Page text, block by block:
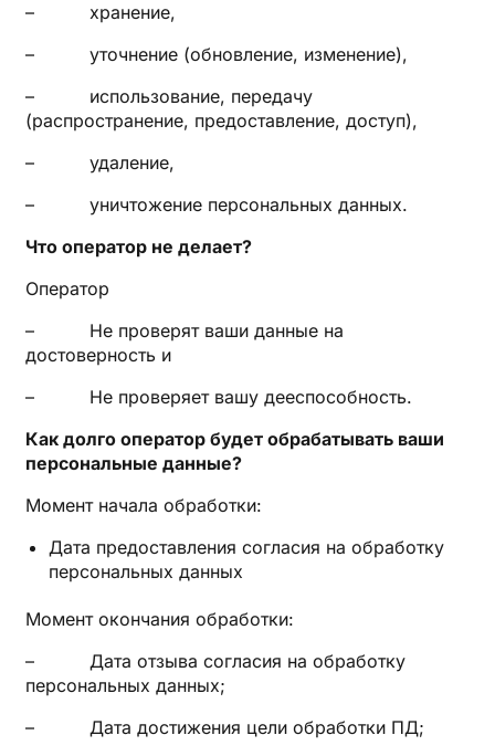
– хранение,
– уточнение (обновление, изменение),
– использование, передачу
(распространение, предоставление, доступ),
– удаление,
– уничтожение персональных данных.
Что оператор не делает?
Оператор
– Не проверят ваши данные на
достоверность и
– Не проверяет вашу дееспособность.
Как долго оператор будет обрабатывать ваши
персональные данные?
Момент начала обработки:
Дата предоставления согласия на обработку
персональных данных
Момент окончания обработки:
– Дата отзыва согласия на обработку
персональных данных;
– Дата достижения цели обработки ПД;